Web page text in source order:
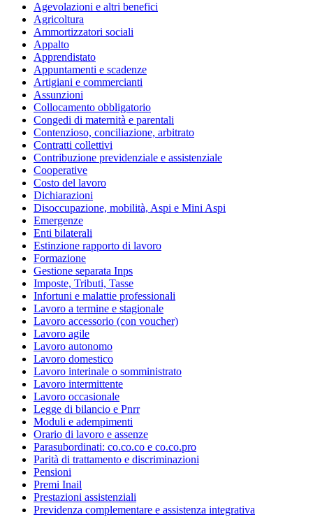
Agevolazioni e altri benefici
Agricoltura
Ammortizzatori sociali
Appalto
Apprendistato
Appuntamenti e scadenze
Artigiani e commercianti
Assunzioni
Collocamento obbligatorio
Congedi di maternità e parentali
Contenzioso, conciliazione, arbitrato
Contratti collettivi
Contribuzione previdenziale e assistenziale
Cooperative
Costo del lavoro
Dichiarazioni
Disoccupazione, mobilità, Aspi e Mini Aspi
Emergenze
Enti bilaterali
Estinzione rapporto di lavoro
Formazione
Gestione separata Inps
Imposte, Tributi, Tasse
Infortuni e malattie professionali
Lavoro a termine e stagionale
Lavoro accessorio (con voucher)
Lavoro agile
Lavoro autonomo
Lavoro domestico
Lavoro interinale o somministrato
Lavoro intermittente
Lavoro occasionale
Legge di bilancio e Pnrr
Moduli e adempimenti
Orario di lavoro e assenze
Parasubordinati: co.co.co e co.co.pro
Parità di trattamento e discriminazioni
Pensioni
Premi Inail
Prestazioni assistenziali
Previdenza complementare e assistenza integrativa